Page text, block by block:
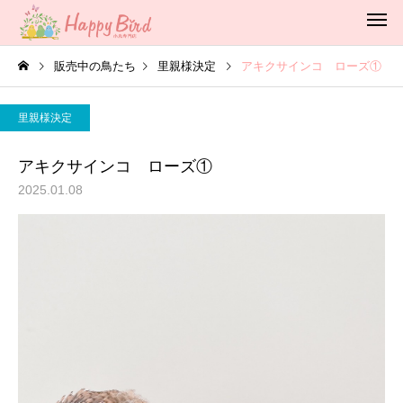
販売中の鳥たち 里親様決定 アキクサインコ ローズ①
里親様決定
アキクサインコ ローズ①
2025.01.08